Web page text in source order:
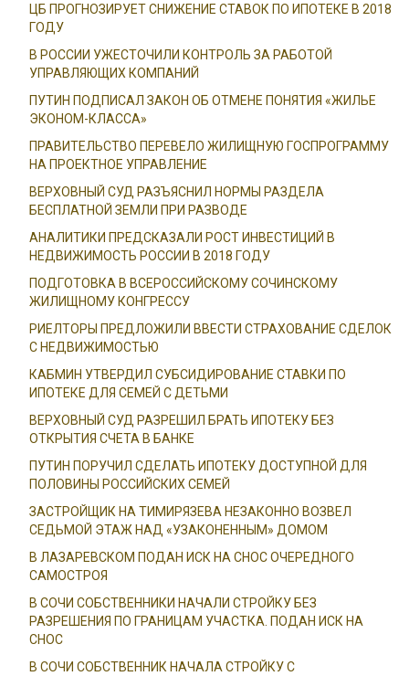
ЦБ ПРОГНОЗИРУЕТ СНИЖЕНИЕ СТАВОК ПО ИПОТЕКЕ В 2018
ГОДУ
В РОССИИ УЖЕСТОЧИЛИ КОНТРОЛЬ ЗА РАБОТОЙ
УПРАВЛЯЮЩИХ КОМПАНИЙ
ПУТИН ПОДПИСАЛ ЗАКОН ОБ ОТМЕНЕ ПОНЯТИЯ «ЖИЛЬЕ
ЭКОНОМ-КЛАССА»
ПРАВИТЕЛЬСТВО ПЕРЕВЕЛО ЖИЛИЩНУЮ ГОСПРОГРАММУ
НА ПРОЕКТНОЕ УПРАВЛЕНИЕ
ВЕРХОВНЫЙ СУД РАЗЪЯСНИЛ НОРМЫ РАЗДЕЛА
БЕСПЛАТНОЙ ЗЕМЛИ ПРИ РАЗВОДЕ
АНАЛИТИКИ ПРЕДСКАЗАЛИ РОСТ ИНВЕСТИЦИЙ В
НЕДВИЖИМОСТЬ РОССИИ В 2018 ГОДУ
ПОДГОТОВКА В ВСЕРОССИЙСКОМУ СОЧИНСКОМУ
ЖИЛИЩНОМУ КОНГРЕССУ
РИЕЛТОРЫ ПРЕДЛОЖИЛИ ВВЕСТИ СТРАХОВАНИЕ СДЕЛОК
С НЕДВИЖИМОСТЬЮ
КАБМИН УТВЕРДИЛ СУБСИДИРОВАНИЕ СТАВКИ ПО
ИПОТЕКЕ ДЛЯ СЕМЕЙ С ДЕТЬМИ
ВЕРХОВНЫЙ СУД РАЗРЕШИЛ БРАТЬ ИПОТЕКУ БЕЗ
ОТКРЫТИЯ СЧЕТА В БАНКЕ
ПУТИН ПОРУЧИЛ СДЕЛАТЬ ИПОТЕКУ ДОСТУПНОЙ ДЛЯ
ПОЛОВИНЫ РОССИЙСКИХ СЕМЕЙ
ЗАСТРОЙЩИК НА ТИМИРЯЗЕВА НЕЗАКОННО ВОЗВЕЛ
СЕДЬМОЙ ЭТАЖ НАД «УЗАКОНЕННЫМ» ДОМОМ
В ЛАЗАРЕВСКОМ ПОДАН ИСК НА СНОС ОЧЕРЕДНОГО
САМОСТРОЯ
В СОЧИ СОБСТВЕННИКИ НАЧАЛИ СТРОЙКУ БЕЗ
РАЗРЕШЕНИЯ ПО ГРАНИЦАМ УЧАСТКА. ПОДАН ИСК НА
СНОС
В СОЧИ СОБСТВЕННИК НАЧАЛА СТРОЙКУ С